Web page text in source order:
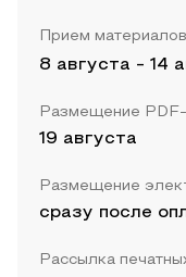
Прием материалов
8 августа - 14
Размещение
19 августа
Размещение
сразу после
Рассылка